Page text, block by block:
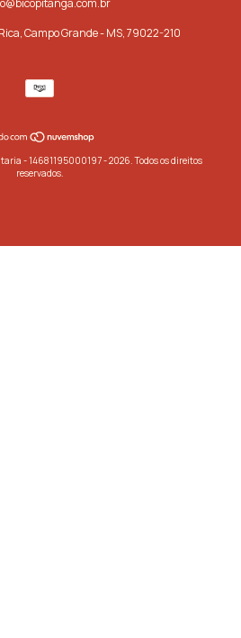
Campo Grande - MS, 79022-210
- 14681195000197 - 2026. Todos os direitos
reservados.